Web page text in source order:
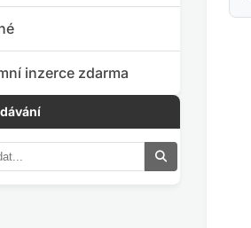
inzerce zdarma